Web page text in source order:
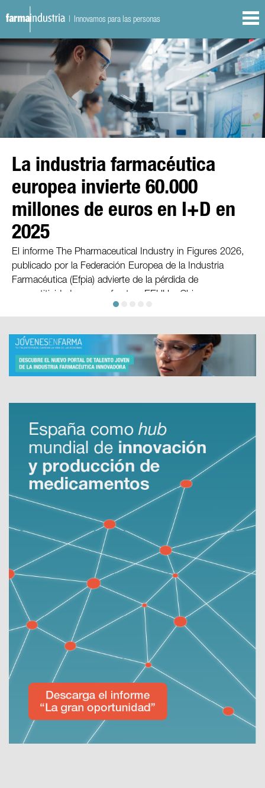
| Innovamos para las personas
La industria farmacéutica
europea invierte 60.000
millones de euros en I+D en
2025
El informe The Pharmaceutical Industry in Figures 2026,
publicado por la Federación Europea de la Industria
Farmacéutica (Efpia) advierte de la pérdida de
competitividad europea frente a EEUU y China